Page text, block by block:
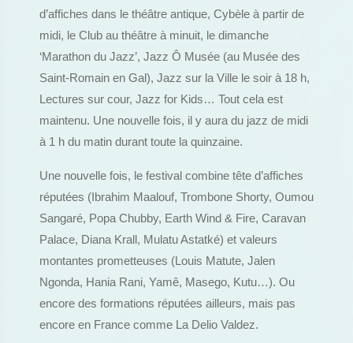
d’affiches dans le théâtre antique, Cybèle à partir de
midi, le Club au théâtre à minuit, le dimanche
‘Marathon du Jazz’, Jazz Ô Musée (au Musée des
Saint-Romain en Gal), Jazz sur la Ville le soir à 18 h,
Lectures sur cour, Jazz for Kids… Tout cela est
maintenu. Une nouvelle fois, il y aura du jazz de midi
à 1 h du matin durant toute la quinzaine.
Une nouvelle fois, le festival combine tête d’affiches
réputées (Ibrahim Maalouf, Trombone Shorty, Oumou
Sangaré, Popa Chubby, Earth Wind & Fire, Caravan
Palace, Diana Krall, Mulatu Astatké) et valeurs
montantes prometteuses (Louis Matute, Jalen
Ngonda, Hania Rani, Yamê, Masego, Kutu…). Ou
encore des formations réputées ailleurs, mais pas
encore en France comme La Delio Valdez.